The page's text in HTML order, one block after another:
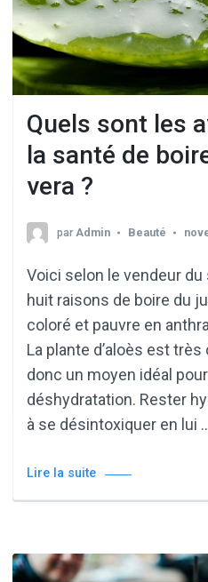
Quels sont les
la santé de
vera ?
par Admin Beauté
Voici selon le vendeur du
huit raisons de boire du
coloré et pauvre en
La plante d’aloès est très
donc un moyen idéal
déshydratation. Rester
à se désintoxiquer en lui
Lire la suite